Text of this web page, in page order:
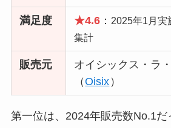
満足度 ★4.6 ： 2025年1月実
集計
販売元
オイシックス・ラ
（Oisix ）
第一位は、2024年販売数No.1だ